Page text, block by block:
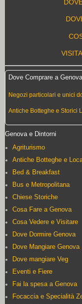
Dove Comprare a Genova
Negozi particolari e unici
Antiche Botteghe e Storici
Genova e Dintorni
Agriturismo
Antiche Botteghe e
Bed & Breakfast
Bus e Metropolitana
Chiese Storiche
Cosa Fare a Genova
Cosa Vedere e Visitare
Dove Dormire Genova
Dove Mangiare Genova
Dove mangiare Veg
Eventi e Fiere
Fai la spesa a Genova
Focaccia e Specialità